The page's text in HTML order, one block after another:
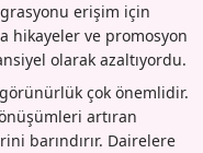
erişim için
hikayeler ve promosyon
olarak azaltıyordu.
çok önemlidir.
artıran
barındırır. Dairelere